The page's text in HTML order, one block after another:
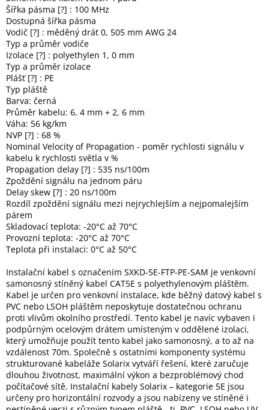
VÝPRODEJ
Akční
zboží
TONERY
A
CARTRIDGE
OEM
Sestavy
počítačů
Inpraise
Kamerové
systémy
MILESIGHT
Doprodej
Přihlášení
Šířka pásma [?] : 100 MHz
Dostupná šířka pásma
Vodič [?] : měděný drát 0, 505 mm AWG 24
Typ a průměr vodiče
Izolace [?] : polyethylen 1, 0 mm
Typ a průměr izolace
Plášť [?] : PE
Typ pláště
Barva: černá
Průměr kabelu: 6, 4 mm + 2, 6 mm
Váha: 56 kg/km
NVP [?] : 68 %
Nominal Velocity of Propagation - poměr rychlosti signálu v
kabelu k rychlosti světla v %
Propagation delay [?] : 535 ns/100m
Zpoždění signálu na jednom páru
Delay skew [?] : 20 ns/100m
Rozdíl zpoždění signálu mezi nejrychlejším a nejpomalejším
párem
Skladovací teplota: -20°C až 70°C
Provozní teplota: -20°C až 70°C
Teplota při instalaci: 0°C až 50°C
Instalační kabel s označením SXKD-5E-FTP-PE-SAM je venkovní
samonosný stíněný kabel CAT5E s polyethylenovým pláštěm.
Kabel je určen pro venkovní instalace, kde běžný datový kabel s
PVC nebo LSOH pláštěm neposkytuje dostatečnou ochranu
proti vlivům okolního prostředí. Tento kabel je navíc vybaven i
podpůrným ocelovým drátem umísteným v oddělené izolaci,
který umožňuje použít tento kabel jako samonosný, a to až na
vzdálenost 70m. Společně s ostatními komponenty systému
strukturované kabeláže Solarix vytváří řešení, které zaručuje
dlouhou životnost, maximální výkon a bezproblémový chod
počítačové sítě. Instalační kabely Solarix – kategorie 5E jsou
určeny pro horizontální rozvody a jsou nabízeny ve stíněné i